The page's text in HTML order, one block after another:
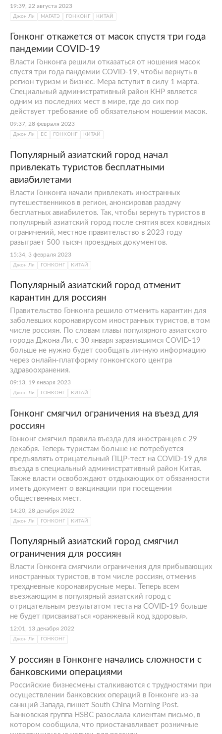
19:39, 22 августа 2023
Джон Ли МАГАТЭ ГОНКОНГ КИТАЙ
Гонконг откажется от масок спустя три года
пандемии COVID-19
Власти Гонконга решили отказаться от ношения масок
спустя три года пандемии COVID-19, чтобы вернуть в
регион туризм и бизнес. Мера вступит в силу 1 марта.
Специальный административный район КНР является
одним из последних мест в мире, где до сих пор
действует требование об обязательном ношении масок.
09:37, 28 февраля 2023
Джон Ли ЕС ГОНКОНГ КИТАЙ
Популярный азиатский город начал
привлекать туристов бесплатными
авиабилетами
Власти Гонконга начали привлекать иностранных
путешественников в регион, анонсировав раздачу
бесплатных авиабилетов. Так, чтобы вернуть туристов в
популярный азиатский город после снятия всех ковидных
ограничений, местное правительство в 2023 году
разыграет 500 тысяч проездных документов.
15:34, 3 февраля 2023
Джон Ли ГОНКОНГ КИТАЙ
Популярный азиатский город отменит
карантин для россиян
Правительство Гонконга решило отменить карантин для
заболевших коронавирусом иностранных туристов, в том
числе россиян. По словам главы популярного азиатского
города Джона Ли, с 30 января заразившимся COVID-19
больше не нужно будет сообщать личную информацию
через онлайн-платформу гонконгского центра
здравоохранения.
09:13, 19 января 2023
Джон Ли ГОНКОНГ КИТАЙ
Гонконг смягчил ограничения на въезд для
россиян
Гонконг смягчил правила въезда для иностранцев с 29
декабря. Теперь туристам больше не потребуется
предъявлять отрицательный ПЦР-тест на COVID-19 для
въезда в специальный административный район Китая.
Также власти освобождают отдыхающих от обязанности
иметь документ о вакцинации при посещении
общественных мест.
14:20, 28 декабря 2022
Джон Ли ГОНКОНГ КИТАЙ
Популярный азиатский город смягчил
ограничения для россиян
Власти Гонконга смягчили ограничения для прибывающих
иностранных туристов, в том числе россиян, отменив
трехдневные коронавирусные меры. Теперь всем
въезжающим в популярный азиатский город с
отрицательным результатом теста на COVID-19 больше
не будет присваиваться «оранжевый код здоровья».
12:01, 13 декабря 2022
Джон Ли ГОНКОНГ
У россиян в Гонконге начались сложности с
банковскими операциями
Российские бизнесмены сталкиваются с трудностями при
осуществлении банковских операций в Гонконге из-за
санкций Запада, пишет South China Morning Post.
Банковская группа HSBC разослала клиентам письмо, в
котором сообщила, что приостанавливает розничные